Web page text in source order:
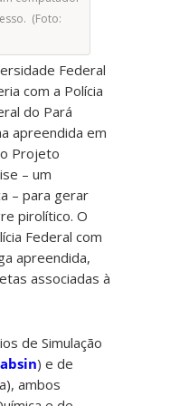
(Foto:
Federal
com a Polícia
do Pará
apreendida em
Projeto
– um
– para gerar
pirolítico. O
Federal com
apreendida,
associadas à
de Simulação
) e de
ambos